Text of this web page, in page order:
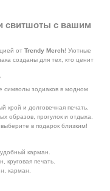
свитшоты с вашим
от Trendy Merch! Уютные
созданы для тех, кто ценит
символы зодиаков в модном
крой и долговечная печать.
образов, прогулок и отдыха.
в подарок близким!
карман.
круговая печать.
карман.